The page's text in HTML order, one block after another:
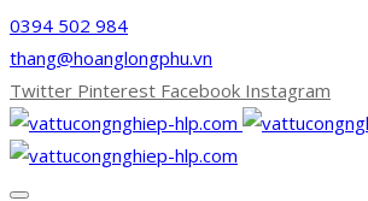
0394 502 984
thang@hoanglongphu.vn
Twitter Pinterest Facebook Instagram